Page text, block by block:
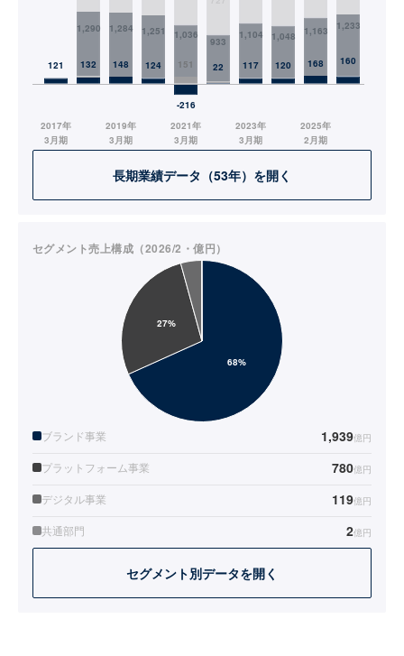
長期業績データ（53年）を開く
セグメント売上構成（2026/2・億円）
ブランド事業 1,939億円
プラットフォーム事業 780億円
デジタル事業 119億円
共通部門 2億円
セグメント別データを開く